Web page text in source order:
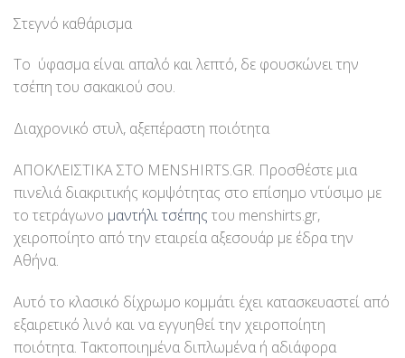
Στεγνό καθάρισμα
Το ύφασμα είναι απαλό και λεπτό, δε φουσκώνει την
τσέπη του σακακιού σου.
Διαχρονικό στυλ, αξεπέραστη ποιότητα
ΑΠΟΚΛΕΙΣΤΙΚΑ ΣΤΟ MENSHIRTS.GR. Προσθέστε μια
πινελιά διακριτικής κομψότητας στο επίσημο ντύσιμο με
το τετράγωνο μαντήλι τσέπης του menshirts.gr,
χειροποίητο από την εταιρεία αξεσουάρ με έδρα την
Αθήνα.
Αυτό το κλασικό δίχρωμο κομμάτι έχει κατασκευαστεί από
εξαιρετικό λινό και να εγγυηθεί την χειροποίητη
ποιότητα. Τακτοποιημένα διπλωμένα ή αδιάφορα